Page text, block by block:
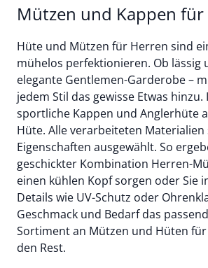
Mützen und Kappen
Hüte und Mützen für Herren sind
mühelos perfektionieren. Ob
elegante Gentlemen-Garderobe ­–
jedem Stil das gewisse Etwas
sportliche Kappen und Anglerhüte
Hüte. Alle verarbeiteten
Eigenschaften ausgewählt. So
geschickter Kombination Herren-
einen kühlen Kopf sorgen oder Sie
Details wie UV-Schutz oder
Geschmack und Bedarf das
Sortiment an Mützen und Hüten
den Rest.